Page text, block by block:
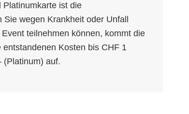
Platinumkarte ist die
wegen Krankheit oder Unfall
teilnehmen können, kommt die
Kosten bis CHF 1
(Platinum) auf.